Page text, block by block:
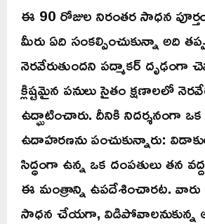
ఈ 90 రోజుల నిరంతర సాధన
మీరు ఏది సంకల్పించుకున్నా అది
నెరవేరుతుందని పద్మాకర్ దృఢంగా
క్లిష్టమైన పనులు సైతం క్షణాలలో
ఉద్ఘాటించారు. దీనికి నిదర్శనంగా ఒక
ఉదాహరణను పంచుకున్నారు:
సిద్ధంగా ఉన్న ఒక దంపతులు తన
ఈ మంత్రాన్ని ఉపదేశించారట. వారు
సాధన చేయగా, విడిపోవాలనుకున్న ఆ